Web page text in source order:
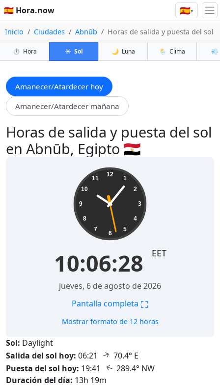
🇪🇸 Hora.now 🇪🇸▾
Inicio Ciudades Abnūb Horas de salida y puesta del sol
⏱️ Hora ☀️ Sol 🌙 Luna 🌦️ Clima 💨
Amanecer/Atardecer hoy
Amanecer/Atardecer mañana
Horas de salida y puesta del sol
en Abnūb, Egipto 🇪🇬
12
1
2
3
4
5
6
7
8
9
10
11
10:06:30 EET
jueves, 6 de agosto de 2026
Pantalla completa ⛶
Mostrar formato de 12 horas
Sol: Daylight
Salida del sol hoy: 06:21 ↑ 70.4° E
Puesta del sol hoy: 19:41 ↑ 289.4° NW
Duración del día: 13h 19m